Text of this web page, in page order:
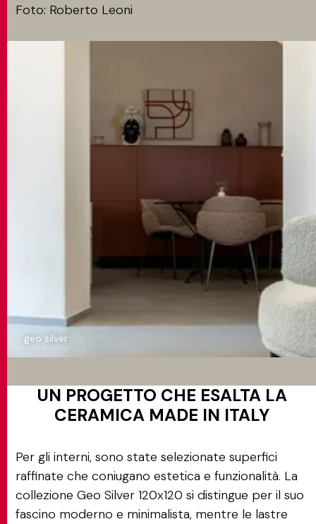
geo silver
Foto: Roberto Leoni
UN PROGETTO CHE ESALTA LA
CERAMICA MADE IN ITALY
Per gli interni, sono state selezionate superfici
raffinate che coniugano estetica e funzionalità. La
collezione Geo Silver 120x120 si distingue per il suo
fascino moderno e minimalista, mentre le lastre